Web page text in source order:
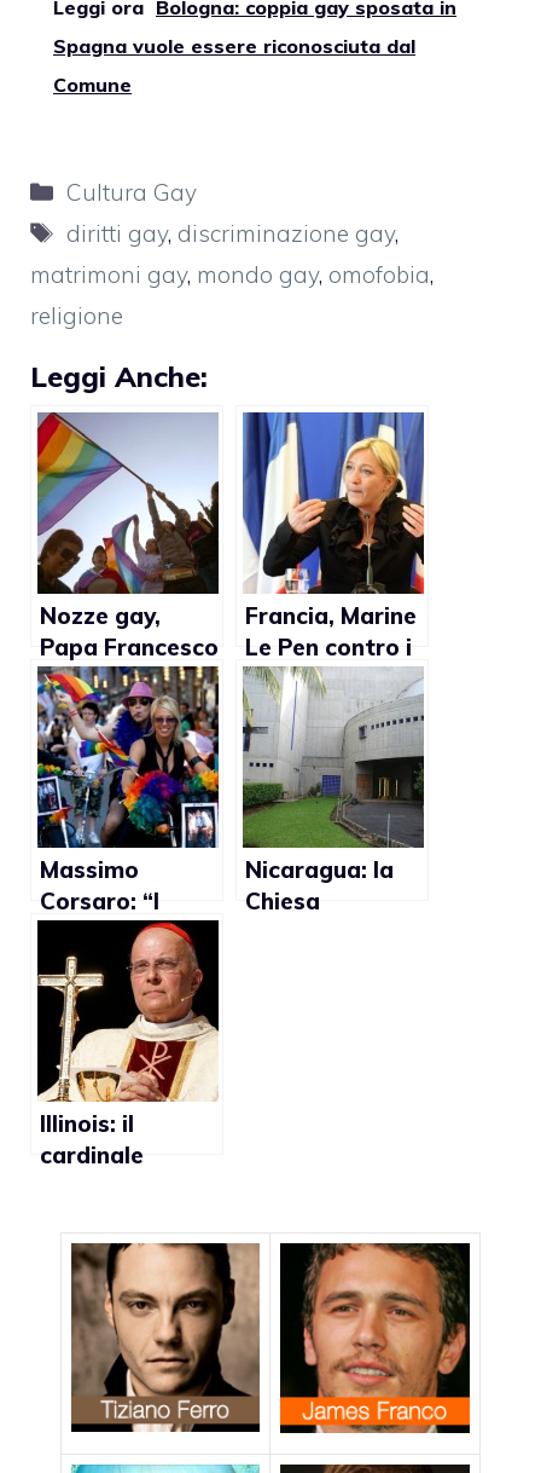
Leggi ora Bologna: coppia gay sposata in
Spagna vuole essere riconosciuta dal
Comune
Categorie
Cultura Gay
Tag
diritti gay, discriminazione gay,
matrimoni gay, mondo gay, omofobia,
religione
Leggi Anche:
Nozze gay,
Papa Francesco
e gli
interrogativi
Francia, Marine
Le Pen contro i
matrimoni gay:
“Allora perchè
non
autorizziamo
anche la
poligamia?”
Massimo
Corsaro: “I
matrimoni gay
hanno causato
la crisi
economica in
Spagna”
Nicaragua: la
Chiesa
Illinois: il
cardinale
matrimoni gay